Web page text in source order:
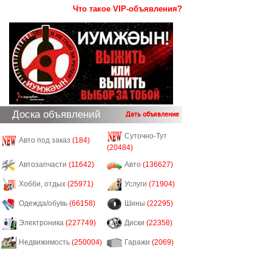
Что такое VIP-объявления?
Доска объявлений Дать объявление
Авто под заказ (184)
Суточно-Тут
(20484)
Автозапчасти (11642) Авто (136627)
Хобби, отдых (25971) Услуги (71904)
Одежда/обувь (66158) Шины (22295)
Электроника (227749) Диски (22358)
Недвижимость (250004) Гаражи (2069)